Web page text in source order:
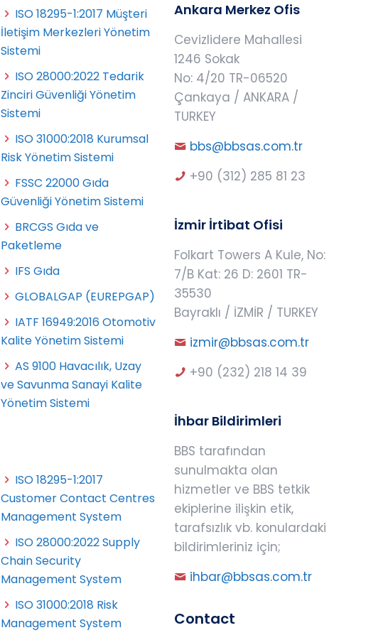
ISO 18295-1:2017 Müşteri
İletişim Merkezleri Yönetim
Sistemi
ISO 28000:2022 Tedarik
Zinciri Güvenliği Yönetim
Sistemi
ISO 31000:2018 Kurumsal
Risk Yönetim Sistemi
FSSC 22000 Gıda
Güvenliği Yönetim Sistemi
BRCGS Gıda ve
Paketleme
IFS Gıda
GLOBALGAP (EUREPGAP)
IATF 16949:2016 Otomotiv
Kalite Yönetim Sistemi
AS 9100 Havacılık, Uzay
ve Savunma Sanayi Kalite
Yönetim Sistemi
ISO 18295-1:2017
Customer Contact Centres
Management System
ISO 28000:2022 Supply
Chain Security
Management System
ISO 31000:2018 Risk
Management System
Ankara Merkez Ofis
Cevizlidere Mahallesi
1246 Sokak
No: 4/20 TR-06520
Çankaya / ANKARA /
TURKEY
bbs@bbsas.com.tr
+90 (312) 285 81 23
İzmir İrtibat Ofisi
Folkart Towers A Kule, No:
7/B Kat: 26 D: 2601 TR-
35530
Bayraklı / İZMİR / TURKEY
izmir@bbsas.com.tr
+90 (232) 218 14 39
İhbar Bildirimleri
BBS tarafından
sunulmakta olan
hizmetler ve BBS tetkik
ekiplerine ilişkin etik,
tarafsızlık vb. konulardaki
bildirimleriniz için;
ihbar@bbsas.com.tr
Contact